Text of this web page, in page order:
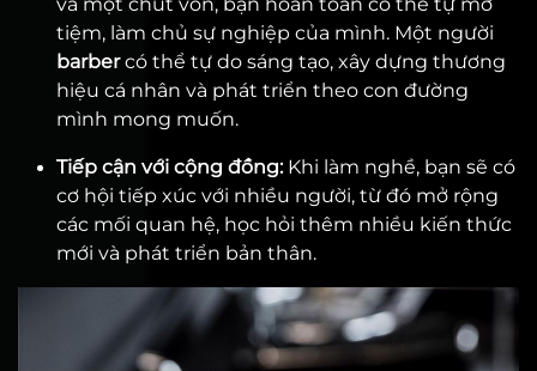
tiệm, làm chủ sự nghiệp của mình. Một người
barbercó thể tự do sáng tạo, xây dựng thương
hiệu cá nhân và phát triển theo con đường
mình mong muốn.
Tiếp cận với cộng đồng:Khi làm nghề, bạn sẽ có
cơ hội tiếp xúc với nhiều người, từ đó mở rộng
các mối quan hệ, học hỏi thêm nhiều kiến thức
mới và phát triển bản thân.